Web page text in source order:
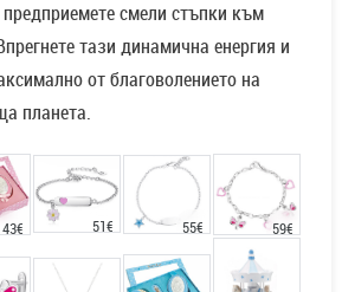
смели стъпки към
тази динамична енергия и
от благоволението на
планета.
43€ 51€ 55€ 59€